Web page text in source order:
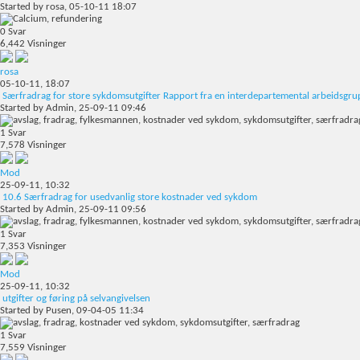
Started by rosa, 05-10-11 18:07
0 Svar
6,442 Visninger
rosa
05-10-11, 18:07
Særfradrag for store sykdomsutgifter Rapport fra en interdepartemental
Started by Admin, 25-09-11 09:46
1 Svar
7,578 Visninger
Mod
25-09-11, 10:32
10.6 Særfradrag for usedvanlig store kostnader ved sykdom
Started by Admin, 25-09-11 09:56
1 Svar
7,353 Visninger
Mod
25-09-11, 10:32
utgifter og føring på selvangivelsen
Started by Pusen, 09-04-05 11:34
1 Svar
7,559 Visninger